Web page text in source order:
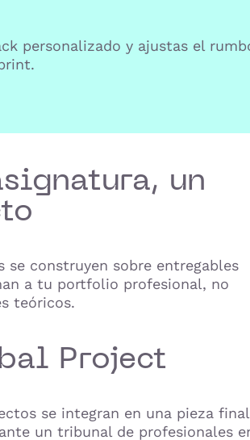
personalizado y ajustas el
un
se construyen sobre entregables
a tu portfolio profesional, no
teóricos.
Project
se integran en una pieza final
un tribunal de profesionales